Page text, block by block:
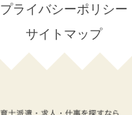
プライバシーポリシー
サイトマップ